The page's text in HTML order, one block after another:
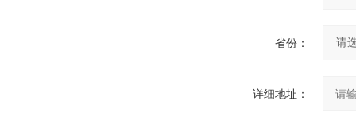
省份：
详细地址：